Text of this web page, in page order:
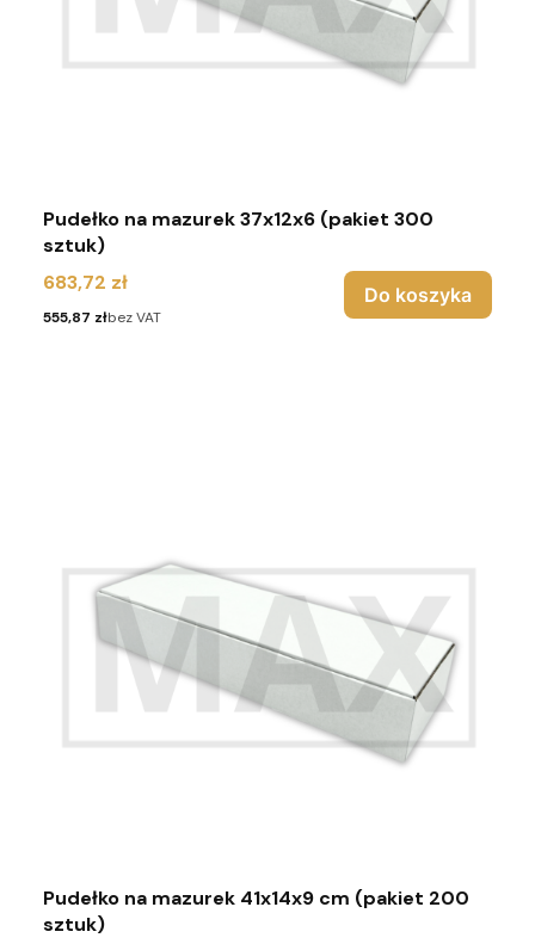
Pudełko na mazurek 37x12x6 (pakiet 300
sztuk)
Cena
683,72 zł
Cena
555,87 złbez VAT
Do koszyka
Pudełko na mazurek 41x14x9 cm (pakiet 200
sztuk)